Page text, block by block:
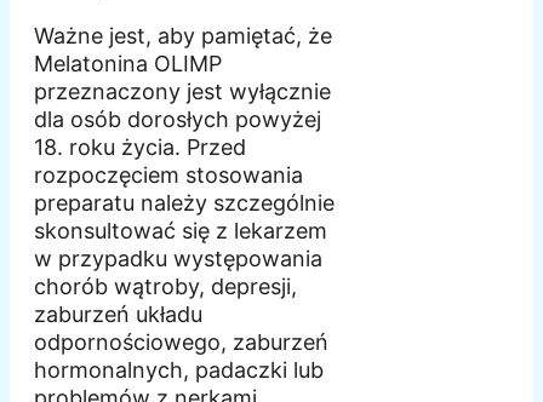
Ważne jest, aby pamiętać, że
Melatonina OLIMP
przeznaczony jest wyłącznie
dla osób dorosłych powyżej
18. roku życia. Przed
rozpoczęciem stosowania
preparatu należy szczególnie
skonsultować się z lekarzem
w przypadku występowania
chorób wątroby, depresji,
zaburzeń układu
odpornościowego, zaburzeń
hormonalnych, padaczki lub